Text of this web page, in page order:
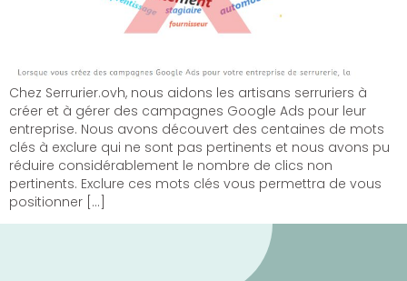
Chez Serrurier.ovh, nous aidons les artisans serruriers à
créer et à gérer des campagnes Google Ads pour leur
entreprise. Nous avons découvert des centaines de mots
clés à exclure qui ne sont pas pertinents et nous avons pu
réduire considérablement le nombre de clics non
pertinents. Exclure ces mots clés vous permettra de vous
positionner […]